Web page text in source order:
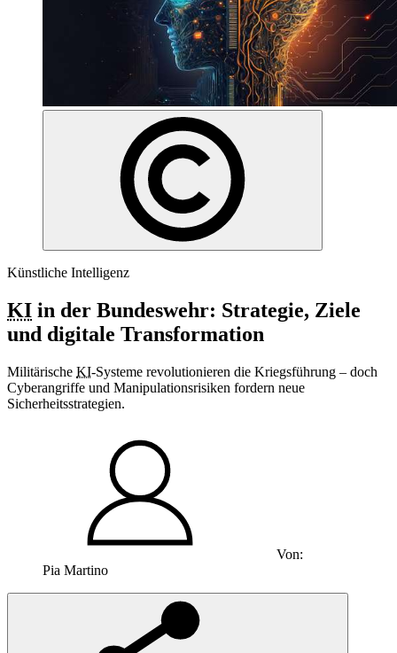
Künstliche Intelligenz
KI in der Bundeswehr: Strategie, Ziele
und digitale Transformation
Militärische KI-Systeme revolutionieren die Kriegsführung – doch
Cyberangriffe und Manipulationsrisiken fordern neue
Sicherheitsstrategien.
Von:
Pia Martino